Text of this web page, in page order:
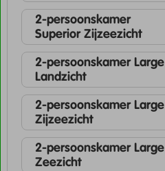
2-persoonskamer
Superior Zijzeezicht
2-persoonskamer Large
Landzicht
2-persoonskamer Large
Zijzeezicht
2-persoonskamer Large
Zeezicht